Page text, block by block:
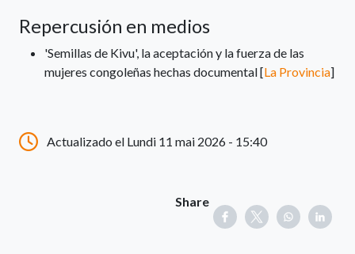
Repercusión en medios
'Semillas de Kivu', la aceptación y la fuerza de las
mujeres congoleñas hechas documental [La Provincia]
Actualizado el Lundi 11 mai 2026 - 15:40
Share